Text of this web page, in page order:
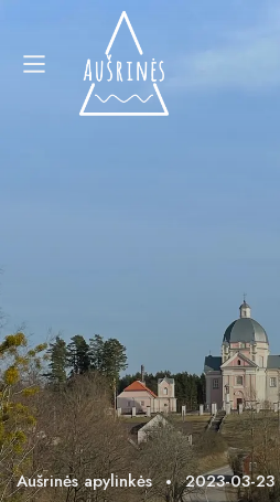
Aušrinės apylinkės 2023-03-23